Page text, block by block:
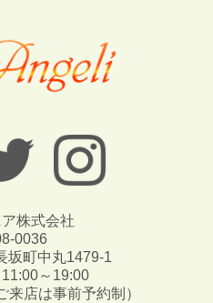
株式会社
0036
坂町中丸1479-1
～19:00
店は事前予約制）